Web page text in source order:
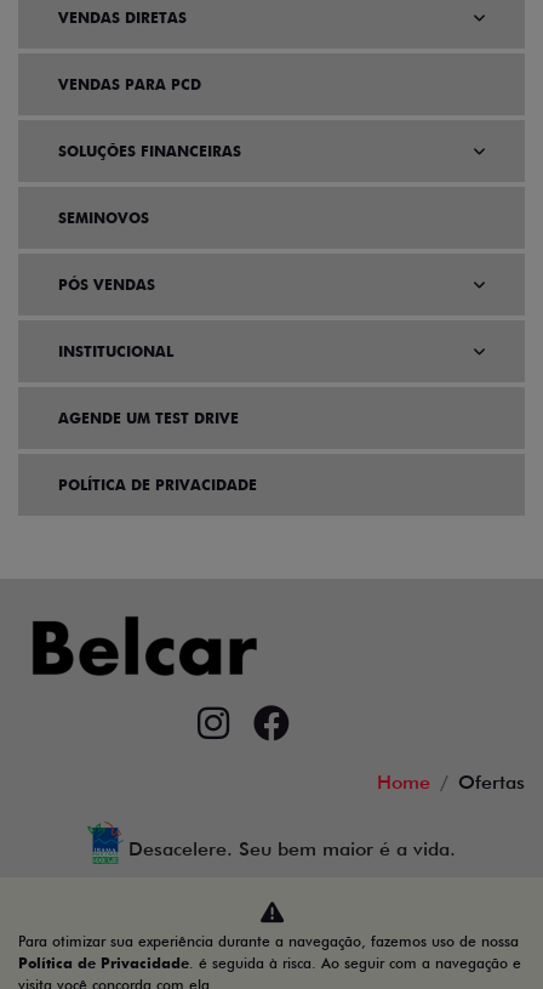
VENDAS DIRETAS
VENDAS PARA PCD
SOLUÇÕES FINANCEIRAS
SEMINOVOS
PÓS VENDAS
INSTITUCIONAL
AGENDE UM TEST DRIVE
POLÍTICA DE PRIVACIDADE
Home Ofertas
Desacelere. Seu bem maior é a vida.
38.484.211/0001-10
Para otimizar sua experiência durante a navegação, fazemos uso de nossa
Política de Privacidade. é seguida à risca. Ao seguir com a navegação e
visita você concorda com ela.